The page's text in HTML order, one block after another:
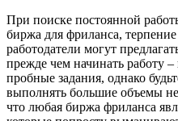
При поиске постоянной
биржа для фриланса,
работодатели могут
прежде чем начинать работу
пробные задания, однако
выполнять большие объемы
что любая биржа фриланса